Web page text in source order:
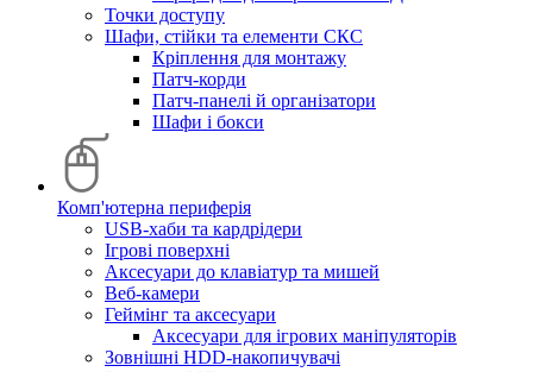
Точки доступу
Шафи, стійки та елементи СКС
Кріплення для монтажу
Патч-корди
Патч-панелі й організатори
Шафи і бокси
Комп'ютерна периферія
USB-хаби та кардрідери
Ігрові поверхні
Аксесуари до клавіатур та мишей
Веб-камери
Геймінг та аксесуари
Аксесуари для ігрових маніпуляторів
Зовнішні HDD-накопичувачі